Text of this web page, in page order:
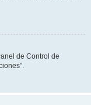
de Control de